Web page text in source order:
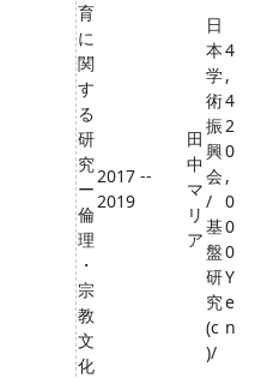
育
に
関
す
る
研
究
ー
倫
理
・
宗
教
文
化
2017 --
2019
田
中
マ
リ
ア
日
本
学
術
振
興
会
/
基
盤
研
究
(c
)/
4
,
4
2
0
,
0
0
0
Y
e
n